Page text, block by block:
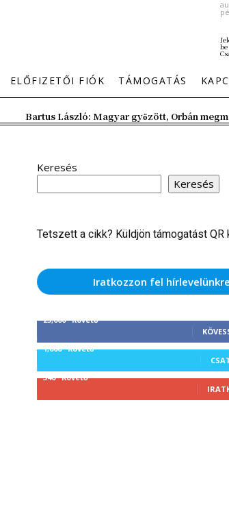
ELŐFIZETŐI FIÓK TÁMOGATÁS
Bartus László: Magyar győzött, Orbán
Keresés
Keresés
Tetszett a cikk? Küldjön támogatást QR
Iratkozzon fel hírlevelünkre
25,000 Követő
1,000 Követő
340 Követő